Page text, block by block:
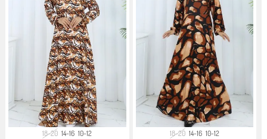
10-12
14-16
18-20
10-12
14-16
18-20